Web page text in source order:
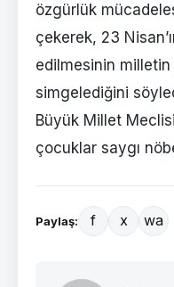
özgürlük
çekerek, 23
edilmesinin milletin
simgelediğini
Büyük Millet
çocuklar saygı
Paylaş: f x wa